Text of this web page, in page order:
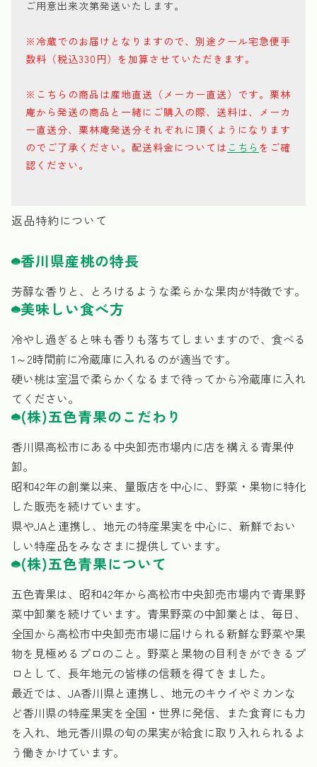
ご用意出来次第発送いたします。
※冷蔵でのお届けとなりますので、別途クール宅急便手
数料（税込330円）を加算させていただきます。
※こちらの商品は産地直送（メーカー直送）です。栗林
庵から発送の商品と一緒にご購入の際、送料は、メーカ
ー直送分、栗林庵発送分それぞれに頂くようになります
のでご了承ください。 配送料金については こちら をご確
認ください。
返品特約について
香川県産桃の特長
芳醇な香りと、とろけるような柔らかな果肉が特徴です。
美味しい食べ方
冷やし過ぎると味も香りも落ちてしまいますので、食べる
1～2時間前に冷蔵庫に入れるのが適当です。
硬い桃は室温で柔らかくなるまで待ってから冷蔵庫に入れ
てください。
(株)五色青果のこだわり
香川県高松市にある中央卸売市場内に店を構える青果仲
卸。
昭和42年の創業以来、量販店を中心に、野菜・果物に特化
した販売を続けています。
県やJAと連携し、地元の特産果実を中心に、新鮮でおい
しい特産品をみなさまに提供しています。
(株)五色青果について
五色青果は、昭和42年から高松市中央卸売市場内で青果野
菜中卸業を続けています。青果野菜の中卸業とは、毎日、
全国から高松市中央卸売市場に届けられる新鮮な野菜や果
物を見極めるプロのこと。野菜と果物の目利きができるプ
ロとして、長年地元の皆様の信頼を得てきました。
最近では、JA香川県と連携し、地元のキウイやミカンな
ど香川県の特産果実を全国・世界に発信、また食育にも力
を入れ、地元香川県の旬の果実が給食に取り入れられるよ
う働きかけています。